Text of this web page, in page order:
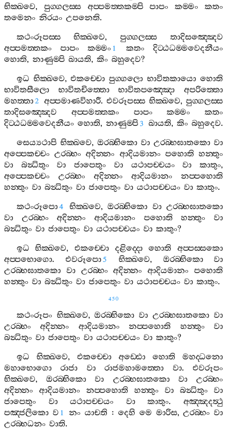
භික‍්ඛවෙ, පුග‍්ගලස‍්ස අප‍්පමත‍්තකම‍්පි පාපං කම‍්මං
කතං
තමෙනං නිරයං උපනෙති.
කථංරූපස‍්ස
භික‍්ඛවෙ,පුග‍්ගලස‍්ස
තාදිසඤ‍්ඤෙව
අප‍්පමත‍්තකං
පාපං කම‍්මං 1 කතං
දිට‍්ඨධම‍්මවෙදනීයං
හොති, නාණුම‍්පි ඛායති, කිං බහුදෙව?
ඉධ භික‍්ඛවෙ,එකච‍්චො පුග‍්ගලො භාවිතකායො හොති
භාවිතසීලො
භාවිතචිත‍්තො භාවිතපඤ‍්ඤො
අපරිත‍්තො
මහත‍්තා2 අප‍්පමාණවිහාරී. එවරූපස‍්ස භික‍්ඛවෙ, පුග‍්ගලස‍්ස
තාදිසඤ‍්ඤෙව
අප‍්පමත‍්තකං පාපං කම‍්මං
කතං
දිට‍්ඨධම‍්මවෙදනීයං හොති, නාණුම‍්පි3 ඛායති, කිං බහුදෙව.
සෙය්‍යථාපි භික‍්ඛවෙ, ඔරබ‍්භිකො වා උරබ‍්භඝාතකො වා
අප‍්පෙකච‍්චං උරබ‍්භං අදින‍්නං ආදියමානං පහොති හන‍්තුං
වා
බන්‍ධිතුං වා ජාපෙතුං වා යථාපච‍්චයං වා කාතුං,
අප‍්පෙකච‍්චං
උරබ‍්භං අදින‍්නං ආදියමානං
නප‍්පහොති
හන‍්තුං වා බන්‍ධිතුං වා ජාපෙතුං වා යථාපච‍්චයං වා කාතුං.
කථංරූපො4 භික‍්ඛවෙ,ඔරබ‍්භිකො වා උරබ‍්භඝාතකො
වා
උරබ‍්භං අදින‍්නං ආදියමානං පහොති හන‍්තුං
වා
බන්‍ධිතුං වා ජාපෙතුං වා යථාපච‍්චයං වා කාතුං?
ඉධ
භික‍්ඛවෙ, එකච‍්චො දළිද‍්දො හොති
අප‍්පස‍්සකො
අප‍්පභොගො. එවරූපො 5 භික‍්ඛවෙ, ඔරබ‍්භිකො
වා
උරබ‍්භඝාතකො වා උරබ‍්භං අදින‍්නං ආදියමානං පහොති
හන‍්තුං වා බන්‍ධිතුං වා ජාපෙතුං වා යථාපච‍්චයං වා කාතුං.
450
කථංරූපං භික‍්ඛවෙ,ඔරබ‍්භිකො වා උරබ‍්භඝාතකො වා
උරබ‍්භං
අදින‍්නං ආදියමානං නප‍්පහොති හන‍්තුං
වා
බන්‍ධිතුං වා ජාපෙතුං වා යථාපච‍්චයං වා කාතුං?
ඉධ
භික‍්ඛවෙ, එකච‍්චො අඩ‍්ඪො හොති
මහද‍්ධනො
මහාභොගො
රාජා වා රාජමහාමත‍්තො වා.එවරූපං
භික‍්ඛවෙ,ඔරබ‍්භිකො වා උරබ‍්භඝාතකො වා
උරබ‍්භං
අදින‍්නං
ආදියමානං නප‍්පහොති හන‍්තුං වා බන්‍ධිතුං
වා
ජාපෙතුං
වා යථාපච‍්චයං වා කාතුං.අඤ‍්ඤදත්‍ථු
පඤ‍්ජලිකො ව 1 නං යාචති :දෙහි මෙ මාරිස,උරබ‍්භං වා
උරබ‍්භධනං වාති.